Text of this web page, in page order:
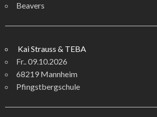
Beavers
Kai Strauss & TEBA
Fr.. 09.10.2026
68219 Mannheim
Pfingstbergschule